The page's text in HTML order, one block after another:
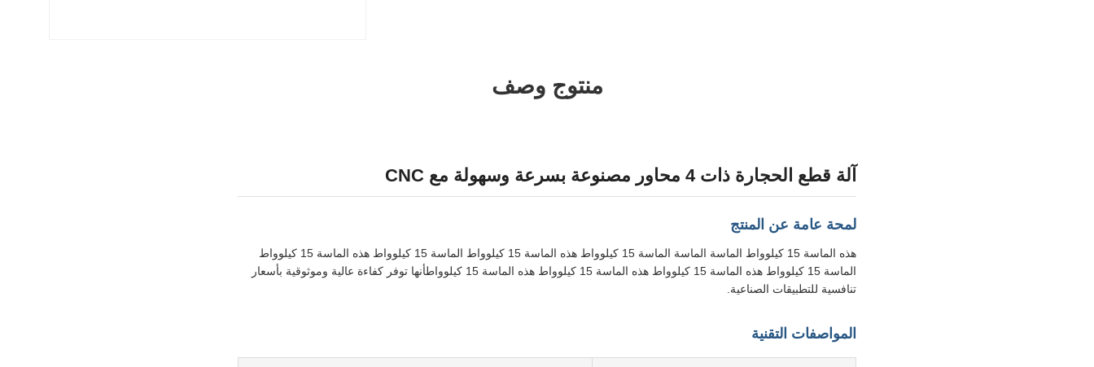
منتوج وصف
آلة قطع الحجارة ذات 4 محاور مصنوعة بسرعة وسهولة مع CNC
لمحة عامة عن المنتج
هذه الماسة 15 كيلوواط الماسة الماسة الماسة 15 كيلوواط هذه الماسة 15 كيلوواط الماسة 15 كيلوواط هذه الماسة 15 كيلوواط
الماسة 15 كيلوواط هذه الماسة 15 كيلوواط هذه الماسة 15 كيلوواط هذه الماسة 15 كيلوواطأنها توفر كفاءة عالية وموثوقية بأسعار
تنافسية للتطبيقات الصناعية.
المواصفات التقنية